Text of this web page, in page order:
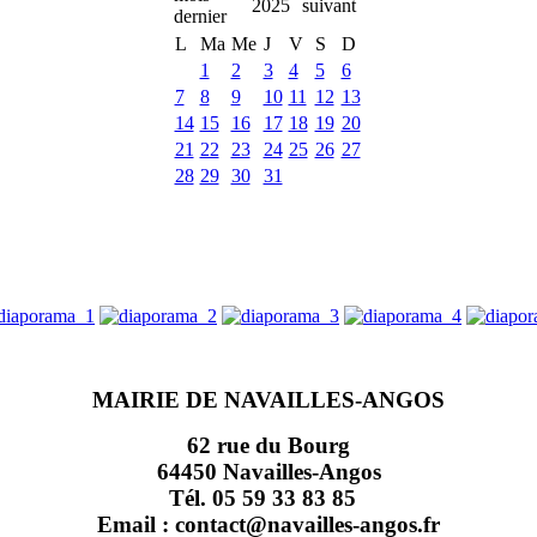
2025
L
Ma Me J V S
D
1
2 3 4 5
6
7
8 9 10 11 12 13
14 15 16 17 18 19 20
21 22 23 24 25 26 27
28 29 30 31
MAIRIE DE NAVAILLES-ANGOS
62 rue du Bourg
64450 Navailles-Angos
Tél. 05 59 33 83 85
Email : contact@navailles-angos.fr